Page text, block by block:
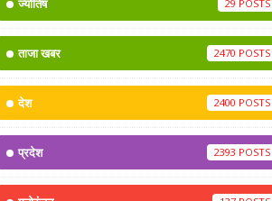
ज्योतिष 29
ताजा खबर 2470
देश 2400
प्रदेश 2393